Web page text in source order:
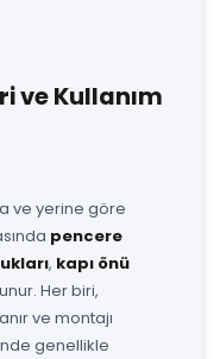
ve Kullanım
ve yerine göre
pencere
, kapı önü
Her biri,
ve montajı
genellikle